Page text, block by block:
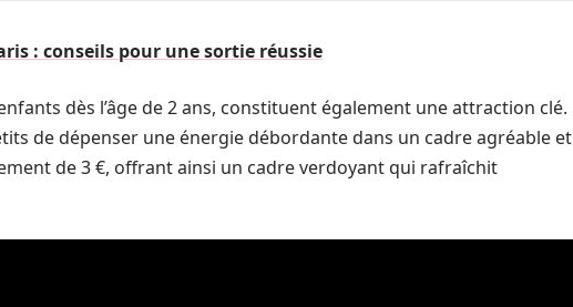
: conseils pour une sortie réussie
dès l’âge de 2 ans, constituent également une attraction clé.
de dépenser une énergie débordante dans un cadre agréable et
de 3 €, offrant ainsi un cadre verdoyant qui rafraîchit